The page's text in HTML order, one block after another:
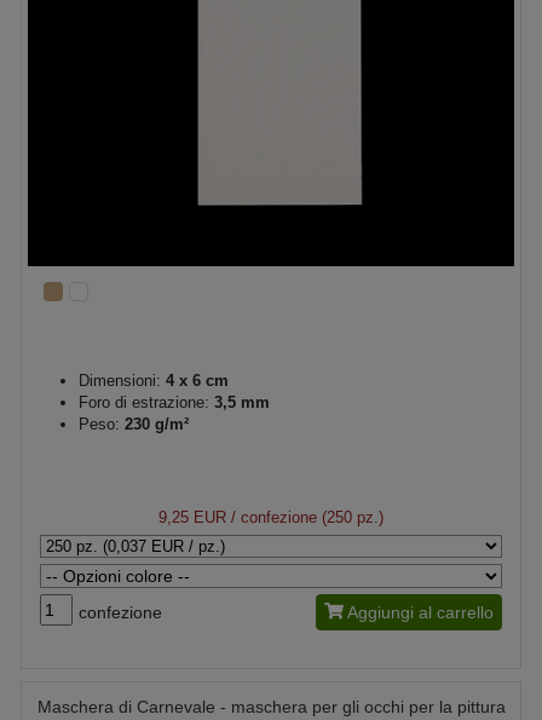
Dimensioni: 4 x 6 cm
Foro di estrazione: 3,5 mm
Peso: 230 g/m²
9,25 EUR / confezione (250 pz.)
confezione Aggiungi al carrello
Maschera di Carnevale - maschera per gli occhi per la pittura